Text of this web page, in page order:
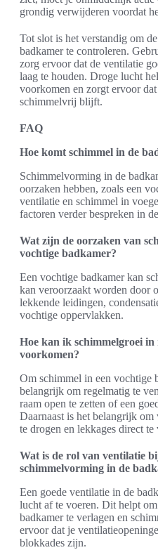
grondig verwijderen voordat
Tot slot is het verstandig om
badkamer te controleren.
zorg ervoor dat de ventilatie
laag te houden. Droge lucht
voorkomen en zorgt ervoor
schimmelvrij blijft.
FAQ
Hoe komt schimmel in de
Schimmelvorming in de
oorzaken hebben, zoals een
ventilatie en schimmel in
factoren verder bespreken in
Wat zijn de oorzaken van
vochtige badkamer?
Een vochtige badkamer kan
kan veroorzaakt worden door
lekkende leidingen,
vochtige oppervlakken.
Hoe kan ik schimmelgroei
voorkomen?
Om schimmel in een vochtige
belangrijk om regelmatig te
raam open te zetten of een
Daarnaast is het belangrijk
te drogen en lekkages direct te
Wat is de rol van ventilatie
schimmelvorming in de
Een goede ventilatie in de
lucht af te voeren. Dit helpt
badkamer te verlagen en
ervoor dat je
blokkades zijn.